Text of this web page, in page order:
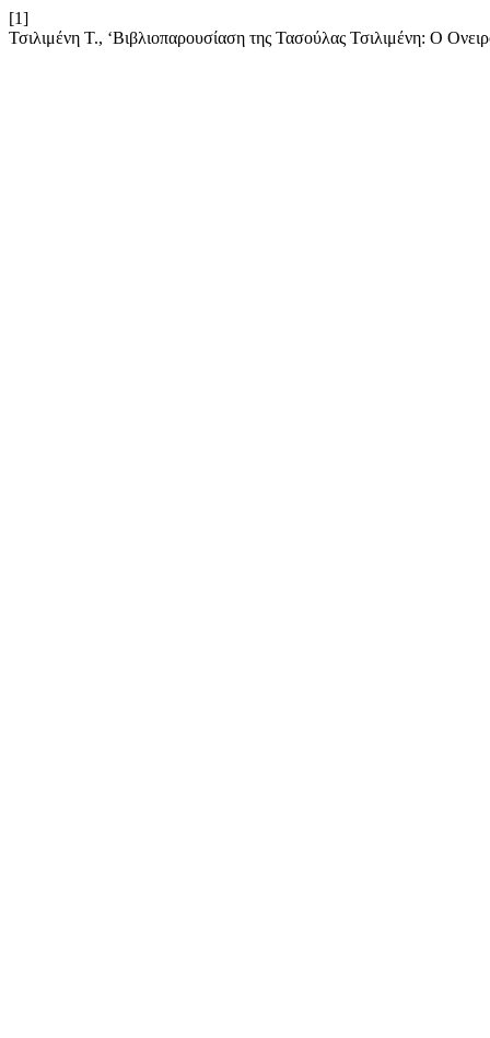
[1]
Τσιλιμένη Τ., ‘Bιβλιοπαρουσίαση της Τασούλας Τσιλιμένη: Ο